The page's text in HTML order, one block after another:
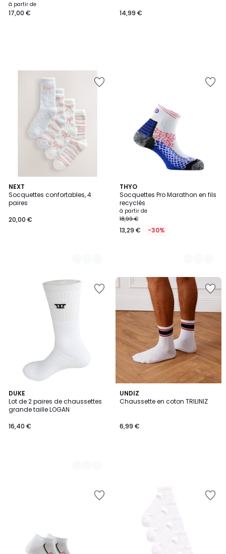
à partir de
17,00 € 14,99 €
NEXT
Socquettes confortables, 4
paires
20,00 €
2
Couleurs
THYO
Socquettes Pro Marathon en fils
recyclés
à partir de
18,99 €
13,29 € -30%
7
Couleurs
DUKE
Lot de 2 paires de chaussettes
grande taille LOGAN
16,40 €
2
Couleurs
UNDIZ
Chaussette en coton TRILINIZ
6,99 €